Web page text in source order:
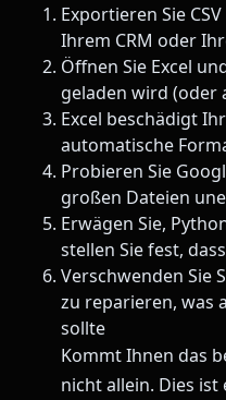
Exportieren Sie
Ihrem CRM oder
Öffnen Sie Excel
geladen wird (oder
Excel beschädigt
automatische
Probieren Sie
großen Dateien
Erwägen Sie,
stellen Sie fest,
Verschwenden Sie
zu reparieren, was
sollte
Kommt Ihnen das
nicht allein. Dies